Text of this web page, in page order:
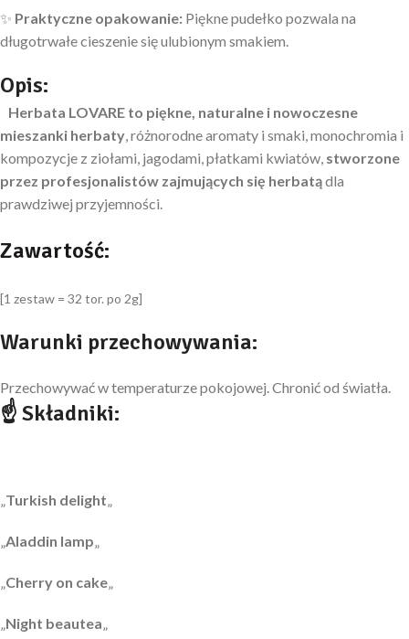
✨ Praktyczne opakowanie: Piękne pudełko pozwala na
długotrwałe cieszenie się ulubionym smakiem.
Opis:
Herbata LOVARE to piękne, naturalne i nowoczesne
mieszanki herbaty, różnorodne aromaty i smaki, monochromia i
kompozycje z ziołami, jagodami, płatkami kwiatów, stworzone
przez profesjonalistów zajmujących się herbatądla
prawdziwej przyjemności.
Zawartość:
[1 zestaw = 32 tor. po 2g]
Warunki przechowywania:
Przechowywać w temperaturze pokojowej. Chronić od światła.
☝ Składniki:
„Turkish delight„
„Aladdin lamp„
„Cherry on cake„
„Night beautea„